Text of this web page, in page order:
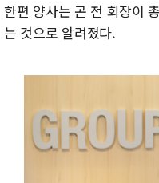
한편 양사는 곤 전 회장이
는 것으로 알려졌다.